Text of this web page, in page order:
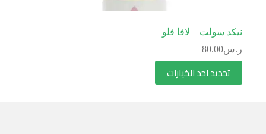
نيكد سولت – لافا فلو
ر.س80.00
تحديد احد الخيارات